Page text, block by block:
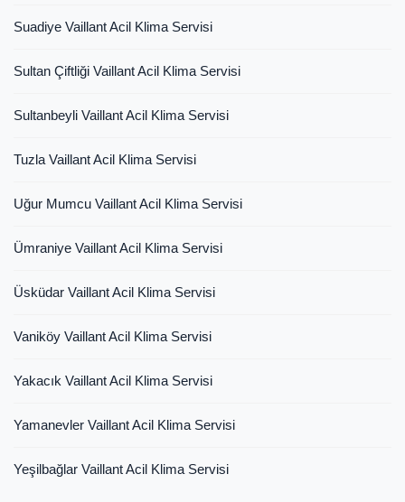
Suadiye Vaillant Acil Klima Servisi
Sultan Çiftliği Vaillant Acil Klima Servisi
Sultanbeyli Vaillant Acil Klima Servisi
Tuzla Vaillant Acil Klima Servisi
Uğur Mumcu Vaillant Acil Klima Servisi
Ümraniye Vaillant Acil Klima Servisi
Üsküdar Vaillant Acil Klima Servisi
Vaniköy Vaillant Acil Klima Servisi
Yakacık Vaillant Acil Klima Servisi
Yamanevler Vaillant Acil Klima Servisi
Yeşilbağlar Vaillant Acil Klima Servisi